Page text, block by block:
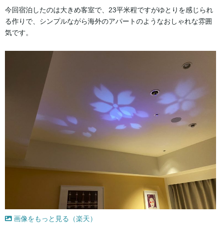
今回宿泊したのは大きめ客室で、23平米程ですがゆとりを感じられ
る作りで、シンプルながら海外のアパートのようなおしゃれな雰囲
気です。
画像をもっと見る（楽天）